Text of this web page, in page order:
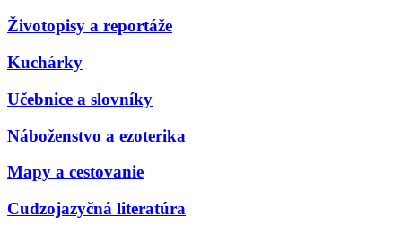
Životopisy a reportáže
Kuchárky
Učebnice a slovníky
Náboženstvo a ezoterika
Mapy a cestovanie
Cudzojazyčná literatúra